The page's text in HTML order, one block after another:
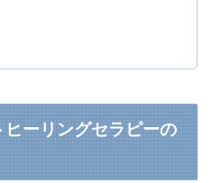
ーリングセラピーの